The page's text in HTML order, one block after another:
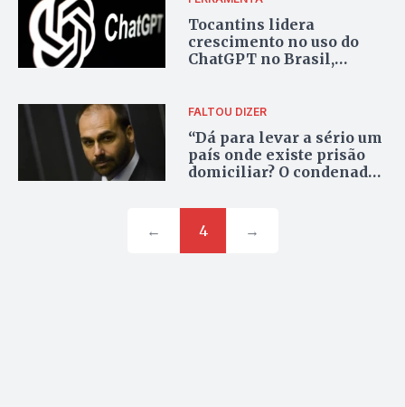
Tocantins lidera
crescimento no uso do
ChatGPT no Brasil,
FALTOU DIZER
“Dá para levar a sério um
país onde existe prisão
domiciliar? O condenado
mesmo”, diz Eduardo
Bolsonaro
← 4 →